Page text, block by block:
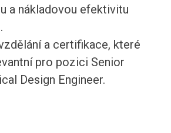
a nákladovou efektivitu
a certifikace, které
pro pozici Senior
Design Engineer.